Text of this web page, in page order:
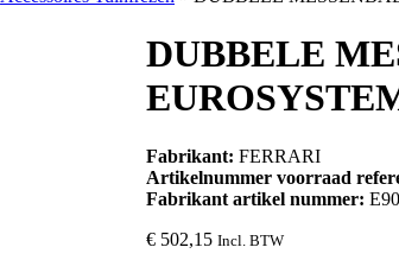
DUBBELE
Fabrikant: FERRARI
Artikelnummer voorraad
Fabrikant artikel nummer:
€502,15 Incl. BTW